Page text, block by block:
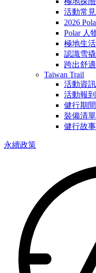
活動常
2026
Polar 人
極地生
認識雪
跨出舒
Taiwan Trail
活動資訊
活動報到
健行期間
裝備清單
健行故事
永續政策